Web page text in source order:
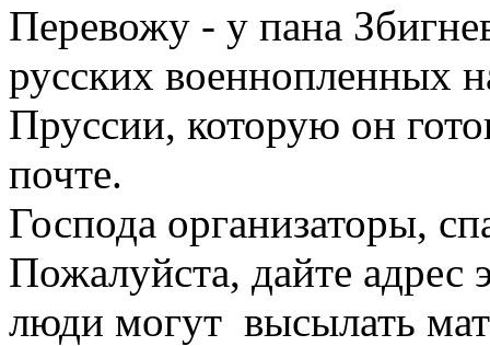
Перевожу - у пана
русских военнопленных
Пруссии, которую он
почте.
Господа организаторы,
Пожалуйста, дайте адрес
люди могут высылать